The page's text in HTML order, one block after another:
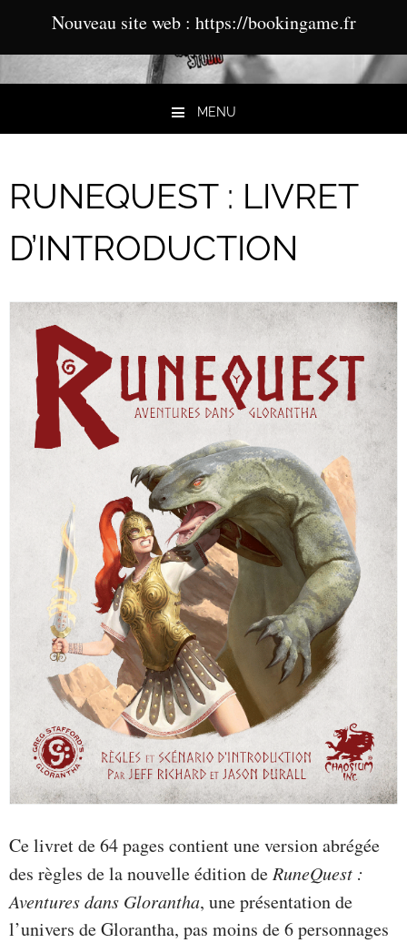
MENU
RUNEQUEST : LIVRET
D’INTRODUCTION
Ce livret de 64 pages contient une version abrégée
des règles de la nouvelle édition de RuneQuest :
Aventures dans Glorantha, une présentation de
l’univers de Glorantha, pas moins de 6 personnages
Nouveau site web : https://bookingame.fr